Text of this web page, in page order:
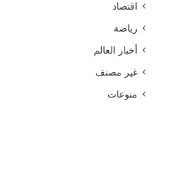
اقتصاد
رياضة
أخبار العالم
غير مصنف
منوعات